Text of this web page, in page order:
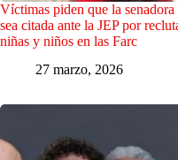
Víctimas piden que la
sea citada ante la JEP por
niñas y niños en las Farc
27 marzo, 2026